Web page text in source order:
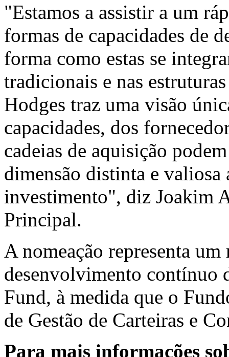
"Estamos a assistir a um
formas de capacidades de
forma como estas se
tradicionais e nas
Hodges traz uma visão
capacidades, dos
cadeias de aquisição
dimensão distinta e valiosa
investimento", diz Joakim
Principal.
A nomeação representa
desenvolvimento contínuo
Fund, à medida que o
de Gestão de Carteiras e
Para mais informações